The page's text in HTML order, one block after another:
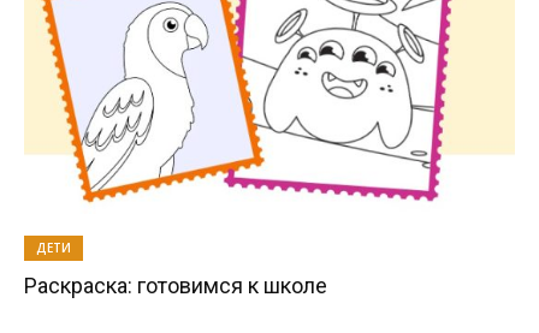
ДЕТИ
Раскраска: готовимся к школе